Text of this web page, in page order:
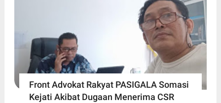
Front Advokat Rakyat PASIGALA Somasi
Kejati Akibat Dugaan Menerima CSR